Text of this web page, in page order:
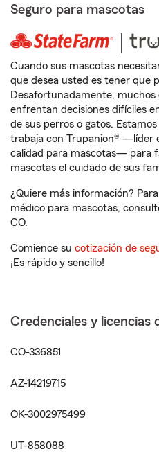
Seguro para mascotas
Cuando sus mascotas
que desea usted es tener que
Desafortunadamente, muchos
enfrentan decisiones difíciles
de sus perros o gatos.
trabaja con Trupanion® —líder
calidad para mascotas— para
mascotas el cuidado de sus
¿Quiere más información?
médico para mascotas,
CO.
Comience su cotización de
¡Es rápido y sencillo!
Credenciales y licencias
CO-336851
AZ-14219715
OK-3002975499
UT-858088